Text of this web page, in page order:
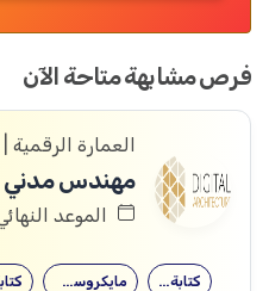
فرص مشابهة متاحة الآن
العمارة الرقمية | Digital Architecture
مهندس مدني
الموعد النهائي: 31/08/
مايكروسوفت أوفيس كتابة التقارير